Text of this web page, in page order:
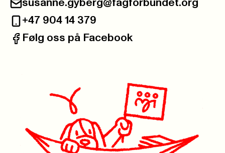
E-post:
susanne.gyberg@fagforbundet.org
Telefon:
+47 904 14 379
Facebook:
Følg oss på Facebook